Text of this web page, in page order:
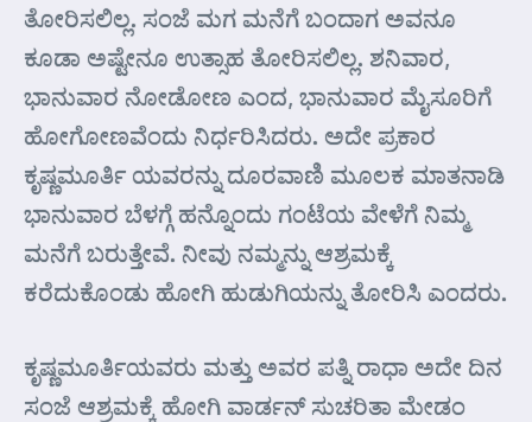
ತೋರಿಸಲಿಲ್ಲ. ಸಂಜೆ ಮಗ ಮನೆಗೆ ಬಂದಾಗ ಅವನೂ
ಕೂಡಾ ಅಷ್ಟೇನೂ ಉತ್ಸಾಹ ತೋರಿಸಲಿಲ್ಲ. ಶನಿವಾರ,
ಭಾನುವಾರ ನೋಡೋಣ ಎಂದ, ಭಾನುವಾರ ಮೈಸೂರಿಗೆ
ಹೋಗೋಣವೆಂದು ನಿರ್ಧರಿಸಿದರು. ಅದೇ ಪ್ರಕಾರ
ಕೃಷ್ಣಮೂರ್ತಿ ಯವರನ್ನು ದೂರವಾಣಿ ಮೂಲಕ ಮಾತನಾಡಿ
ಭಾನುವಾರ ಬೆಳಗ್ಗೆ ಹನ್ನೊಂದು ಗಂಟೆಯ ವೇಳೆಗೆ ನಿಮ್ಮ
ಮನೆಗೆ ಬರುತ್ತೇವೆ. ನೀವು ನಮ್ಮನ್ನು ಆಶ್ರಮಕ್ಕೆ
ಕರೆದುಕೊಂಡು ಹೋಗಿ ಹುಡುಗಿಯನ್ನು ತೋರಿಸಿ ಎಂದರು.
ಕೃಷ್ಣಮೂರ್ತಿಯವರು ಮತ್ತು ಅವರ ಪತ್ನಿ ರಾಧಾ ಅದೇ ದಿನ
ಸಂಜೆ ಆಶ್ರಮಕ್ಕೆ ಹೋಗಿ ವಾರ್ಡನ್ ಸುಚರಿತಾ ಮೇಡಂ